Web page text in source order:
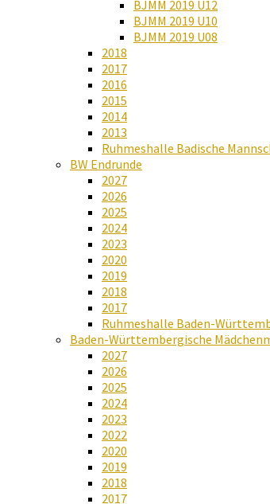
BJMM 2019 U12
BJMM 2019 U10
BJMM 2019 U08
2018
2017
2016
2015
2014
2013
Ruhmeshalle Badische
BW Endrunde
2027
2026
2025
2024
2023
2020
2019
2018
2017
Ruhmeshalle Baden-
Baden-Württembergische
2027
2026
2025
2024
2023
2022
2020
2019
2018
2017